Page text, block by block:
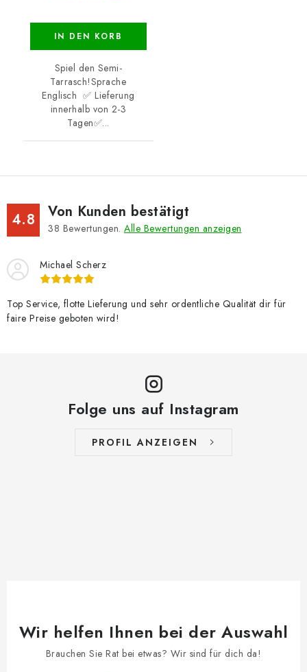
IN DEN KORB
Spiel den Semi-
Tarrasch!Sprache
Englisch ✅ Lieferung
innerhalb von 2-3
Tagen✅...
4.8 Von Kunden bestätigt
38 Bewertungen. Alle Bewertungen anzeigen
Michael Scherz
Top Service, flotte Lieferung und sehr ordentliche Qualität dir für
faire Preise geboten wird!
Folge uns auf Instagram
PROFIL ANZEIGEN
Wir helfen Ihnen bei der Auswahl
Brauchen Sie Rat bei etwas? Wir sind für dich da!